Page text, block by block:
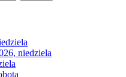
niedziela